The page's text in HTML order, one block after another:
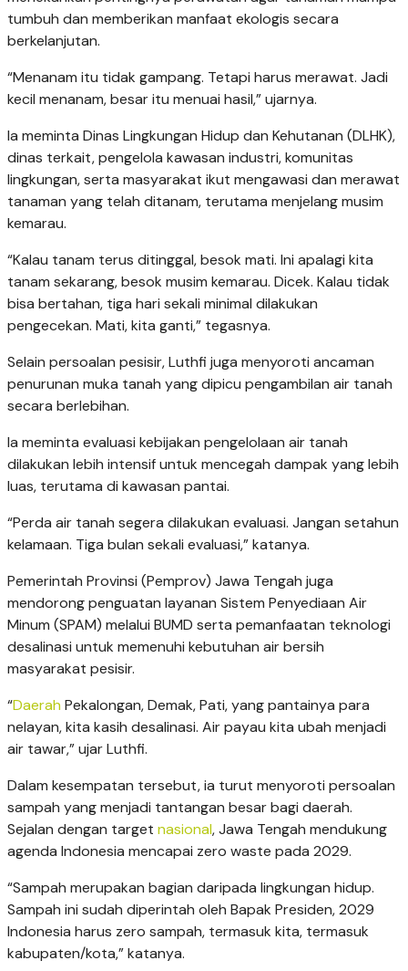
tumbuh dan memberikan manfaat ekologis secara
berkelanjutan.
“Menanam itu tidak gampang. Tetapi harus merawat. Jadi
kecil menanam, besar itu menuai hasil,” ujarnya.
Ia meminta Dinas Lingkungan Hidup dan Kehutanan (DLHK),
dinas terkait, pengelola kawasan industri, komunitas
lingkungan, serta masyarakat ikut mengawasi dan merawat
tanaman yang telah ditanam, terutama menjelang musim
kemarau.
“Kalau tanam terus ditinggal, besok mati. Ini apalagi kita
tanam sekarang, besok musim kemarau. Dicek. Kalau tidak
bisa bertahan, tiga hari sekali minimal dilakukan
pengecekan. Mati, kita ganti,” tegasnya.
Selain persoalan pesisir, Luthfi juga menyoroti ancaman
penurunan muka tanah yang dipicu pengambilan air tanah
secara berlebihan.
Ia meminta evaluasi kebijakan pengelolaan air tanah
dilakukan lebih intensif untuk mencegah dampak yang lebih
luas, terutama di kawasan pantai.
“Perda air tanah segera dilakukan evaluasi. Jangan setahun
kelamaan. Tiga bulan sekali evaluasi,” katanya.
Pemerintah Provinsi (Pemprov) Jawa Tengah juga
mendorong penguatan layanan Sistem Penyediaan Air
Minum (SPAM) melalui BUMD serta pemanfaatan teknologi
desalinasi untuk memenuhi kebutuhan air bersih
masyarakat pesisir.
“Daerah Pekalongan, Demak, Pati, yang pantainya para
nelayan, kita kasih desalinasi. Air payau kita ubah menjadi
air tawar,” ujar Luthfi.
Dalam kesempatan tersebut, ia turut menyoroti persoalan
sampah yang menjadi tantangan besar bagi daerah.
Sejalan dengan target nasional, Jawa Tengah mendukung
agenda Indonesia mencapai zero waste pada 2029.
“Sampah merupakan bagian daripada lingkungan hidup.
Sampah ini sudah diperintah oleh Bapak Presiden, 2029
Indonesia harus zero sampah, termasuk kita, termasuk
kabupaten/kota,” katanya.